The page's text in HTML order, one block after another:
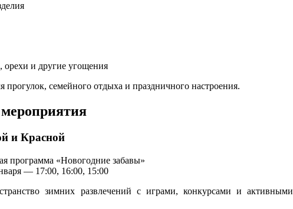
и другие угощения
семейного отдыха и праздничного настроения.
и Красной
программа «Новогодние забавы»
— 17:00, 16:00, 15:00
зимних развлечений с играми, конкурсами и активными